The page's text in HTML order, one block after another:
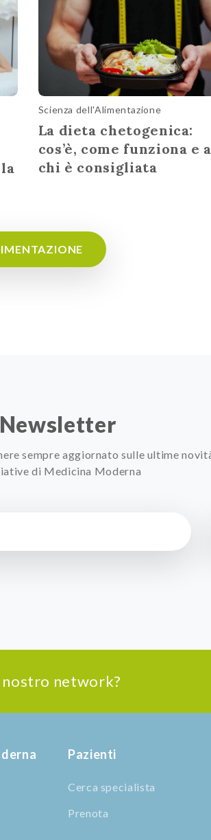
Scienza dell'Alimentazione
La dieta chetogenica:
cos’è, come funziona e
chi è consigliata
Newsletter
sempre aggiornato sulle ultime
di Medicina Moderna
nostro network?
Pazienti
Cerca specialista
Prenota